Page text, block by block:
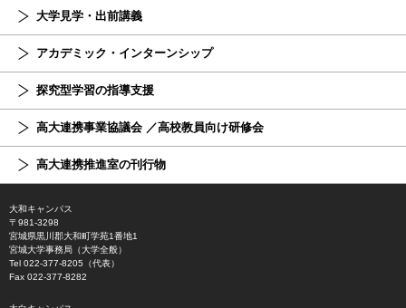
大学見学・出前講義
アカデミック・インターンシップ
探究型学習の指導支援
高大連携事業協議会 ／高校教員向け研修会
高大連携推進室の刊行物
大和キャンパス
〒981-3298
宮城県黒川郡大和町学苑1番地1
宮城大学事務局（大学全般）
Tel 022-377-8205（代表）
Fax 022-377-8282